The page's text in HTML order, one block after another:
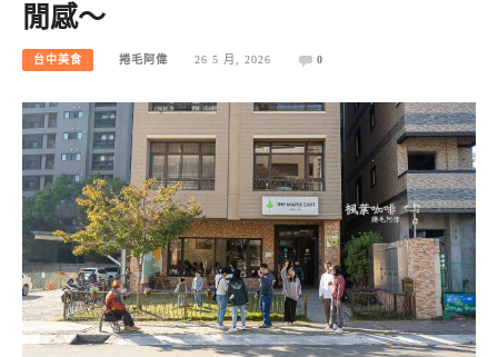
閒感～
台中美食 捲毛阿偉 26 5 月, 2026 0